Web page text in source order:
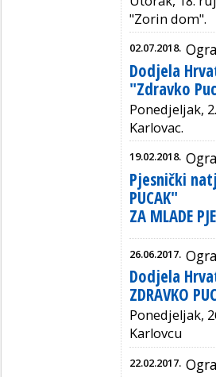
"Zorin dom".
02.07.2018.
Dodjela
"Zdravko
Ponedjeljak,
Karlovac.
19.02.2018.
Pjesnički
PUCAK"
ZA MLADE
26.06.2017.
Dodjela
ZDRAVKO
Ponedjeljak,
Karlovcu
22.02.2017.